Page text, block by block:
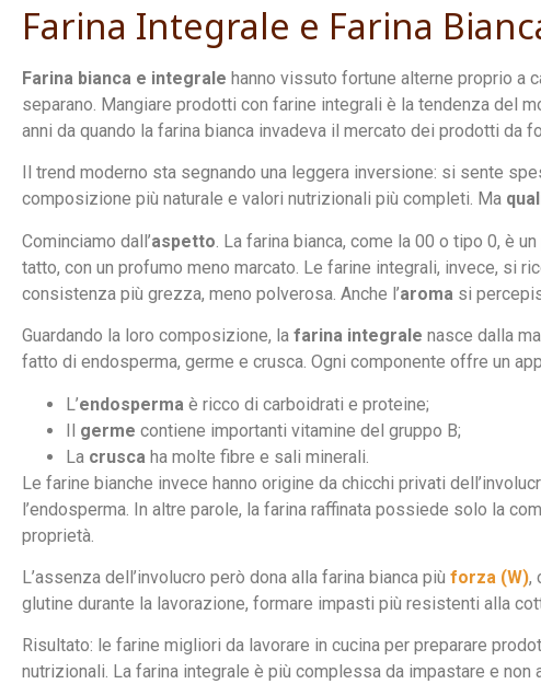
Farina Integrale e Farina
Farina bianca e integrale hanno vissuto fortune alterne proprio a
separano. Mangiare prodotti con farine integrali è la tendenza del
anni da quando la farina bianca invadeva il mercato dei prodotti da
Il trend moderno sta segnando una leggera inversione: si sente
composizione più naturale e valori nutrizionali più completi. Ma
Cominciamo dall’aspetto . La farina bianca, come la 00 o tipo 0, è
tatto, con un profumo meno marcato. Le farine integrali, invece, si
consistenza più grezza, meno polverosa. Anche l’aroma si
Guardando la loro composizione, la farina integrale nasce dalla
fatto di endosperma, germe e crusca. Ogni componente offre un
L’endosperma è ricco di carboidrati e proteine;
Il germe contiene importanti vitamine del gruppo B;
La crusca ha molte fibre e sali minerali.
Le farine bianche invece hanno origine da chicchi privati
l’endosperma. In altre parole, la farina raffinata possiede solo la
proprietà.
L’assenza dell’involucro però dona alla farina bianca più forza (W),
glutine durante la lavorazione, formare impasti più resistenti alla
Risultato: le farine migliori da lavorare in cucina per preparare
nutrizionali. La farina integrale è più complessa da impastare e non